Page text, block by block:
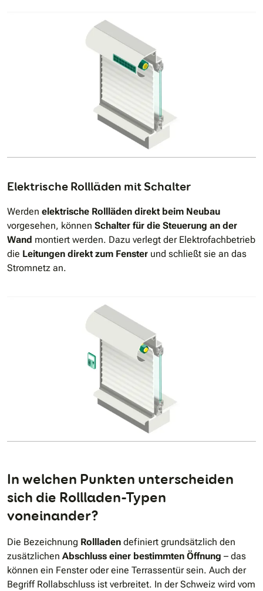
Elektrische Rollläden mit Schalter
Werden elektrische Rollläden direkt beim Neubau
vorgesehen, können Schalter für die Steuerung an der
Wand montiert werden. Dazu verlegt der Elektrofachbetrieb
die Leitungen direkt zum Fenster und schließt sie an das
Stromnetz an.
In welchen Punkten unterscheiden
sich die Rollladen-Typen
voneinander?
Die Bezeichnung Rollladen definiert grundsätzlich den
zusätzlichen Abschluss einer bestimmten Öffnung – das
können ein Fenster oder eine Terrassentür sein. Auch der
Begriff Rollabschluss ist verbreitet. In der Schweiz wird vom